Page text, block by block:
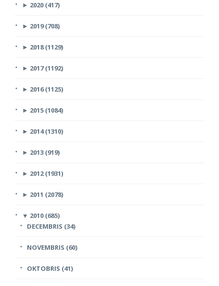
► 2020 (417)
► 2019 (708)
► 2018 (1129)
► 2017 (1192)
► 2016 (1125)
► 2015 (1084)
► 2014 (1310)
► 2013 (919)
► 2012 (1931)
► 2011 (2078)
▼ 2010 (685)
DECEMBRIS (34)
NOVEMBRIS (60)
OKTOBRIS (41)